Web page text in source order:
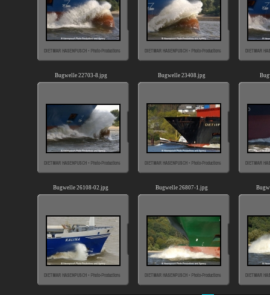
Bugwelle 22703-8.jpg Bugwelle 23408.jpg
Bugwelle 26108-02.jpg Bugwelle 26807-1.jpg